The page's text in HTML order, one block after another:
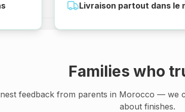
Livraison partout dans le
Families who
feedback from parents in Morocco — we
about finishes.